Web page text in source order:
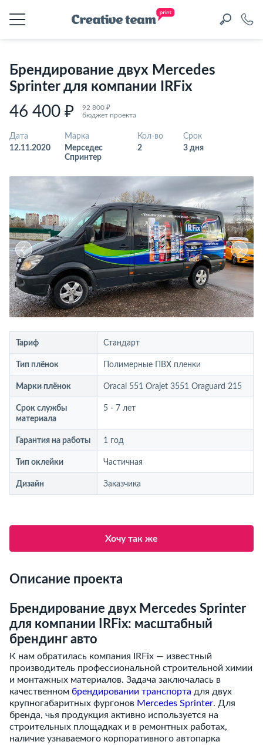
Брендирование двух Mercedes
Sprinter для компании IRFix
46 400 ₽
92 800 ₽
бюджет проекта
Дата
12.11.2020
Марка
Мерседес
Спринтер
Кол-во
2
Срок
3 дня
Тариф Стандарт
Тип плёнок Полимерные ПВХ пленки
Марки плёнок Oracal 551 Orajet 3551 Oraguard 215
Срок службы
материала
5 - 7 лет
Гарантия на работы 1 год
Тип оклейки Частичная
Дизайн Заказчика
Хочу так же
Описание проекта
Брендирование двух Mercedes Sprinter
для компании IRFix: масштабный
брендинг авто
К нам обратилась компания IRFix — известный
производитель профессиональной строительной химии
и монтажных материалов. Задача заключалась в
качественном брендировании транспорта для двух
крупногабаритных фургонов Mercedes Sprinter. Для
бренда, чья продукция активно используется на
строительных площадках и в ремонтных работах,
наличие узнаваемого корпоративного автопарка